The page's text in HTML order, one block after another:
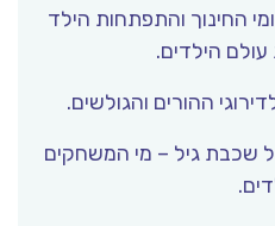
מתחומי החינוך והתפתחות הילד
הילדים.
ההורים והגולשים.
שכבת גיל – מי המשחקים